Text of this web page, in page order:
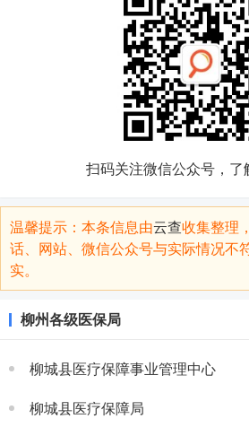
扫码关注微信公众号，了
温馨提示：本条信息由云查收集整理
话、网站、微信公众号与实际情况不
实。
柳州各级医保局
柳城县医疗保障事业管理中心
柳城县医疗保障局